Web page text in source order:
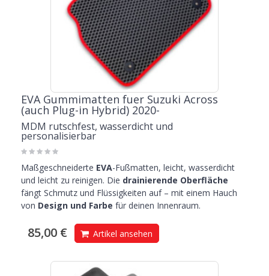
EVA Gummimatten fuer Suzuki Across
(auch Plug-in Hybrid) 2020-
MDM rutschfest, wasserdicht und
personalisierbar
Maßgeschneiderte EVA-Fußmatten, leicht, wasserdicht
und leicht zu reinigen. Die drainierende Oberfläche
fängt Schmutz und Flüssigkeiten auf – mit einem Hauch
von Design und Farbe für deinen Innenraum.
85,00 € Artikel ansehen